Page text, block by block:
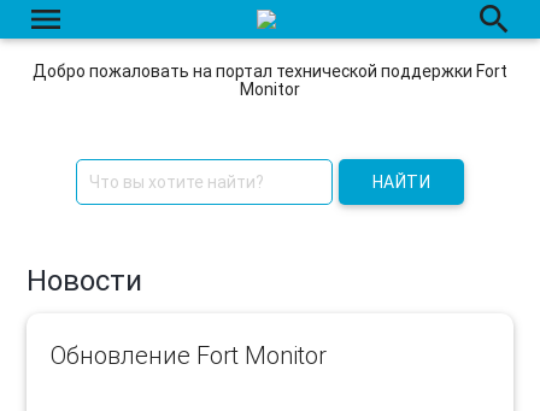
menu search
Добро пожаловать на портал технической поддержки Fort
Monitor
НАЙТИ
Новости
Обновление Fort Monitor